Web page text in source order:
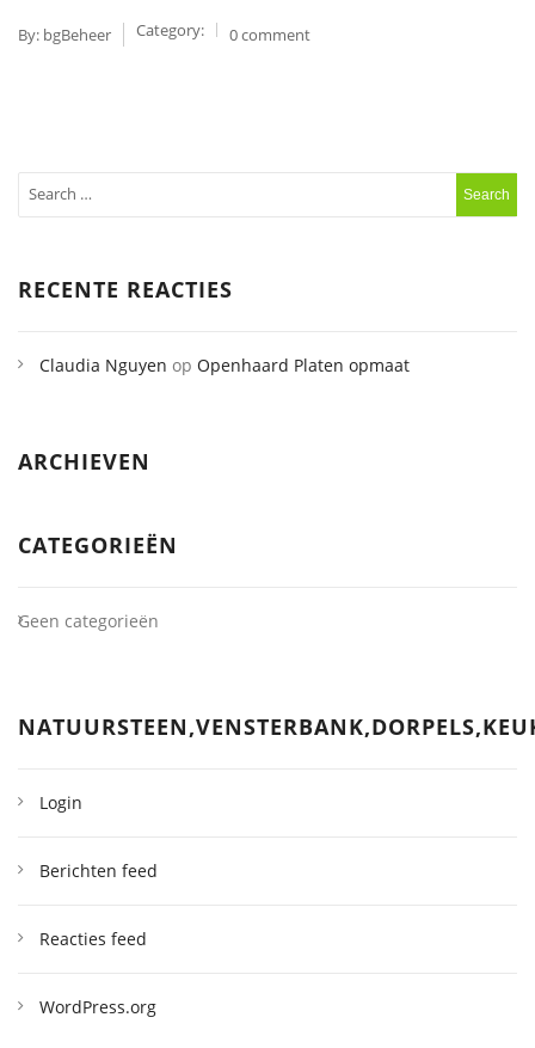
By: bgBeheer Category: 0 comment
RECENTE REACTIES
Claudia Nguyen op Openhaard Platen opmaat
ARCHIEVEN
CATEGORIEËN
Geen categorieën
Login
Berichten feed
Reacties feed
WordPress.org